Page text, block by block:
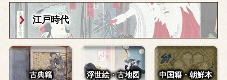
江戸時代
古典籍 浮世絵・古地図 中国籍・朝鮮本